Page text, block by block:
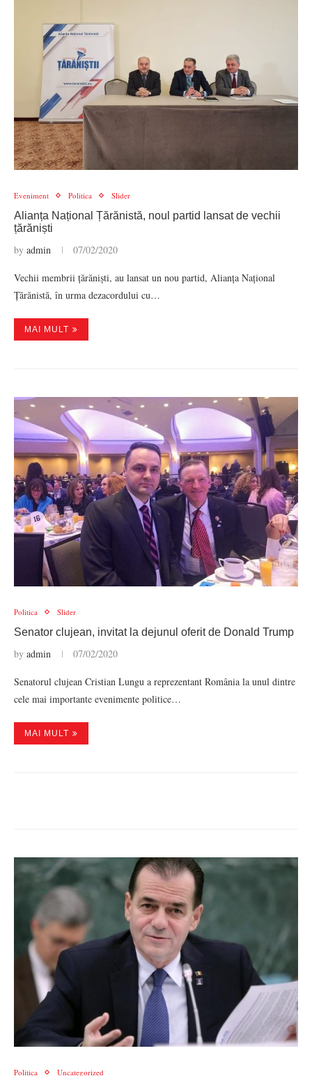
Eveniment Politica Slider
Alianța Național Țărănistă, noul partid lansat de vechii
țărăniști
by admin 07/02/2020
Vechii membrii țărăniști, au lansat un nou partid, Alianța Național
Țărănistă, în urma dezacordului cu…
MAI MULT
Politica Slider
Senator clujean, invitat la dejunul oferit de Donald Trump
by admin 07/02/2020
Senatorul clujean Cristian Lungu a reprezentant România la unul dintre
cele mai importante evenimente politice…
MAI MULT
Politica Uncategorized